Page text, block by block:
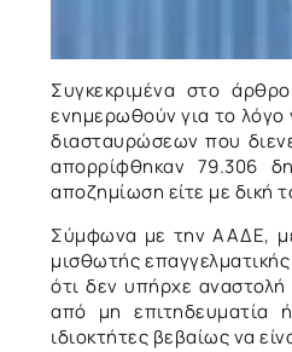
Συγκεκριμένα στο
ενημερωθούν για το λόγο
διασταυρώσεων που
απορρίφθηκαν 79.306
αποζημίωση είτε με δική
Σύμφωνα με την ΑΑΔΕ,
μισθωτής
ότι δεν υπήρχε
από μη επιτηδευματία
ιδιοκτήτες βεβαίως να